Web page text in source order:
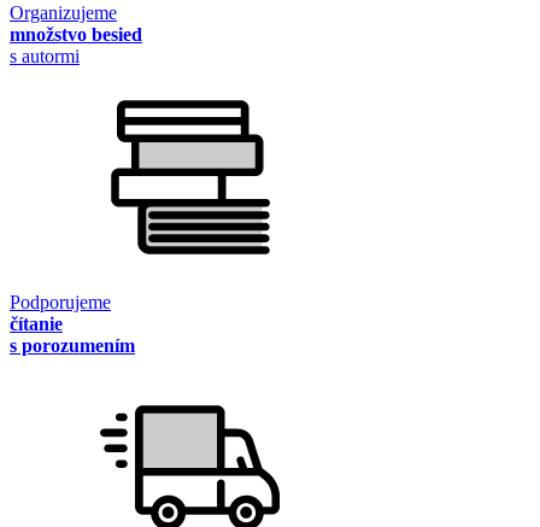
Organizujeme
množstvo besied
s autormi
Podporujeme
čítanie
s porozumením